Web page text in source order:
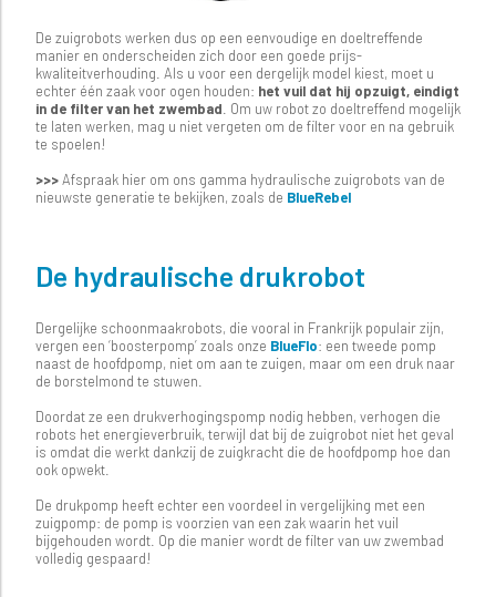
De zuigrobots werken dus op een eenvoudige en doeltreffende
manier en onderscheiden zich door een goede prijs-
kwaliteitverhouding. Als u voor een dergelijk model kiest, moet u
echter één zaak voor ogen houden: het vuil dat hij opzuigt, eindigt
in de filter van het zwembad . Om uw robot zo doeltreffend mogelijk
te laten werken, mag u niet vergeten om de filter voor en na gebruik
te spoelen!
>>> Afspraak hier om ons gamma hydraulische zuigrobots van de
nieuwste generatie te bekijken, zoals de BlueRebel
De hydraulische drukrobot
Dergelijke schoonmaakrobots, die vooral in Frankrijk populair zijn,
vergen een ‘boosterpomp’ zoals onze BlueFlo: een tweede pomp
naast de hoofdpomp, niet om aan te zuigen, maar om een druk naar
de borstelmond te stuwen.
Doordat ze een drukverhogingspomp nodig hebben, verhogen die
robots het energieverbruik, terwijl dat bij de zuigrobot niet het geval
is omdat die werkt dankzij de zuigkracht die de hoofdpomp hoe dan
ook opwekt.
De drukpomp heeft echter een voordeel in vergelijking met een
zuigpomp: de pomp is voorzien van een zak waarin het vuil
bijgehouden wordt. Op die manier wordt de filter van uw zwembad
volledig gespaard!